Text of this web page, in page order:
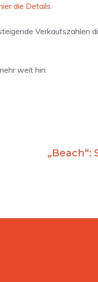
die Details
Verkaufszahlen
weit hin.